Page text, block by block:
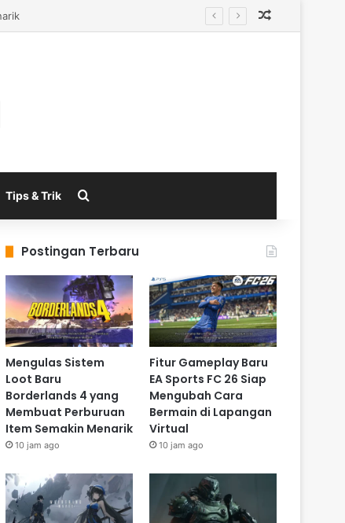
Tips & Trik
Postingan Terbaru
Mengulas Sistem
Loot Baru
Borderlands 4 yang
Membuat Perburuan
Item Semakin Menarik
10 jam ago
Fitur Gameplay Baru
EA Sports FC 26 Siap
Mengubah Cara
Bermain di Lapangan
Virtual
10 jam ago